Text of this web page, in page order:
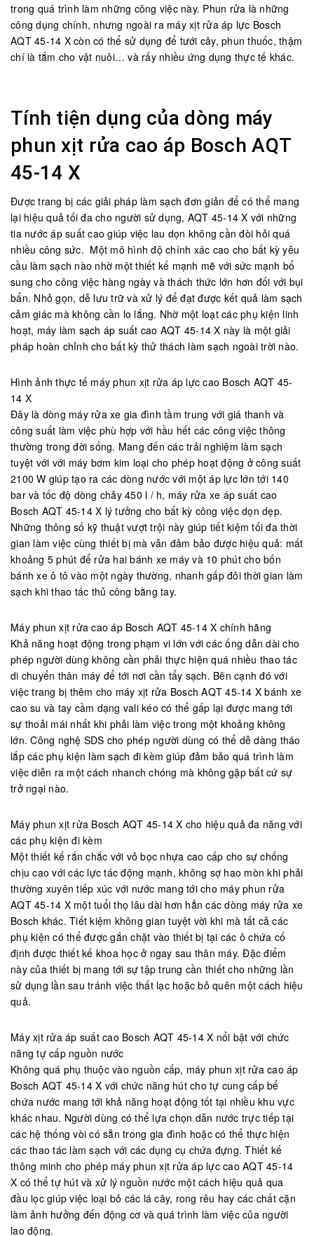
trong quá trình làm những công việc này. Phun rửa là những
công dụng chính, nhưng ngoài ra máy xịt rửa áp lực Bosch
AQT 45-14 X còn có thể sử dụng để tưới cây, phun thuốc, thậm
chí là tắm cho vật nuôi… và rấy nhiều ứng dụng thực tế khác.
Tính tiện dụng của dòng máy
phun xịt rửa cao áp Bosch AQT
45-14 X
Được trang bị các giải pháp làm sạch đơn giản để có thể mang
lại hiệu quả tối đa cho người sử dụng, AQT 45-14 X với những
tia nước áp suất cao giúp việc lau dọn không cần đòi hỏi quá
nhiều công sức. Một mô hình độ chính xác cao cho bất kỳ yêu
cầu làm sạch nào nhờ một thiết kế mạnh mẽ với sức mạnh bổ
sung cho công việc hàng ngày và thách thức lớn hơn đối với bụi
bẩn. Nhỏ gọn, dễ lưu trữ và xử lý để đạt được kết quả làm sạch
cảm giác mà không cần lo lắng. Nhờ một loạt các phụ kiện linh
hoạt, máy làm sạch áp suất cao AQT 45-14 X này là một giải
pháp hoàn chỉnh cho bất kỳ thử thách làm sạch ngoài trời nào.
Hình ảnh thực tế máy phun xịt rửa áp lực cao Bosch AQT 45-
14 X
Đây là dòng máy rửa xe gia đình tầm trung với giá thanh và
công suất làm việc phù hợp với hầu hết các công việc thông
thường trong đời sống. Mang đến các trải nghiệm làm sạch
tuyệt với với máy bơm kim loại cho phép hoạt động ở công suất
2100 W giúp tạo ra các dòng nước với một áp lực lớn tới 140
bar và tốc độ dòng chảy 450 l / h, máy rửa xe áp suất cao
Bosch AQT 45-14 X lý tưởng cho bất kỳ công việc dọn dẹp.
Những thông số kỹ thuật vượt trội này giúp tiết kiệm tối đa thời
gian làm việc cùng thiết bị mà vẫn đảm bảo được hiệu quả: mất
khoảng 5 phút để rửa hai bánh xe máy và 10 phút cho bốn
bánh xe ô tô vào một ngày thường, nhanh gấp đôi thời gian làm
sạch khi thao tác thủ công bằng tay.
Máy phun xịt rửa cao áp Bosch AQT 45-14 X chính hãng
Khả năng hoạt động trong phạm vi lớn với các ống dẫn dài cho
phép người dùng không cần phải thực hiện quá nhiều thao tác
di chuyển thân máy để tới nơi cần tẩy sạch. Bên cạnh đó với
việc trang bị thêm cho máy xịt rửa Bosch AQT 45-14 X bánh xe
cao su và tay cầm dạng vali kéo có thể gấp lại được mang tới
sự thoải mái nhất khi phải làm việc trong một khoảng không
lớn. Công nghệ SDS cho phép người dùng có thể dễ dàng tháo
lắp các phụ kiện làm sạch đi kèm giúp đảm bảo quá trình làm
việc diễn ra một cách nhanch chóng mà không gặp bất cứ sự
trở ngại nào.
Máy phun xịt rửa Bosch AQT 45-14 X cho hiệu quả đa năng với
các phụ kiện đi kèm
Một thiết kế rắn chắc với vỏ bọc nhựa cao cấp cho sự chống
chịu cao với các lực tác động mạnh, không sợ hao mòn khi phải
thường xuyên tiếp xúc với nước mang tới cho máy phun rửa
AQT 45-14 X một tuổi thọ lâu dài hơn hẳn các dòng máy rửa xe
Bosch khác. Tiết kiệm không gian tuyệt vời khi mà tất cả các
phụ kiện có thể được gắn chặt vào thiết bị tại các ô chứa cố
định được thiết kế khoa học ở ngay sau thân máy. Đặc điểm
này của thiết bị mang tới sự tập trung cần thiết cho những lần
sử dụng lần sau tránh việc thất lạc hoặc bỏ quên một cách hiệu
quả.
Máy xịt rửa áp suất cao Bosch AQT 45-14 X nổi bật với chức
năng tự cấp nguồn nước
Không quá phụ thuộc vào nguồn cấp, máy phun xịt rửa cao áp
Bosch AQT 45-14 X với chức năng hút cho tự cung cấp bể
chứa nước mang tới khả năng hoạt động tốt tại nhiều khu vực
khác nhau. Người dùng có thể lựa chọn dẫn nước trực tiếp tại
các hệ thống vòi có sẵn trong gia đình hoặc có thể thực hiện
các thao tác làm sạch với các dụng cụ chứa đựng. Thiết kế
thông minh cho phép máy phun xịt rửa áp lực cao AQT 45-14
X có thể tự hút và xử lý nguồn nước một cách hiệu quả qua
đầu lọc giúp việc loại bỏ các lá cây, rong rêu hay các chất cặn
làm ảnh hưởng đến động cơ và quá trình làm việc của người
lao động.